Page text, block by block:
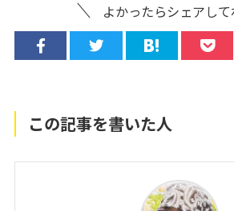
よかったらシェアして
この記事を書いた人